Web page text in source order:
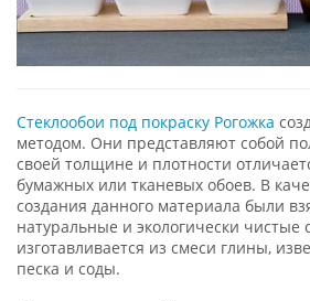
Стеклообои под покраску Рогожка
методом. Они представляют собой
своей толщине и плотности
бумажных или тканевых обоев. В
создания данного материала были
натуральные и экологически чистые
изготавливается из смеси глины,
песка и соды.